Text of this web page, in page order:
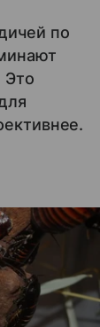
по
Это